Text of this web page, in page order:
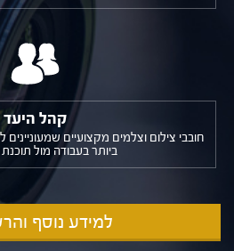
קהל היעד
חובבי צילום וצלמים מקצועיים
ביותר בעבודה מול
למידע נוסף